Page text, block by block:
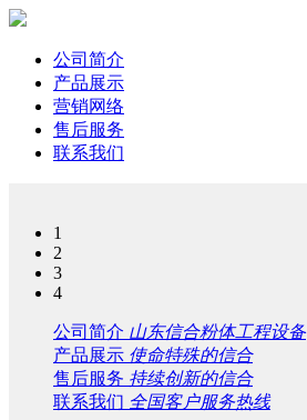
公司简介
产品展示
营销网络
售后服务
联系我们
1
2
3
4
公司简介 山东信合粉体工程设备
产品展示 使命特殊的信合
售后服务 持续创新的信合
联系我们 全国客户服务热线